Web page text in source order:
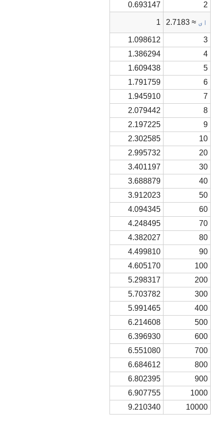
0.693147
ای ≈ 2.7183
1.098612
1.386294
1.609438
1.791759
1.945910
2.079442
2.197225
10
2.302585
20
2.995732
30
3.401197
40
3.688879
50
3.912023
60
4.094345
70
4.248495
80
4.382027
90
4.499810
100
4.605170
200
5.298317
300
5.703782
400
5.991465
500
6.214608
600
6.396930
700
6.551080
800
6.684612
900
6.802395
1000
6.907755
10000
9.210340